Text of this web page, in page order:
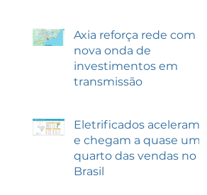
Axia reforça rede com
nova onda de
investimentos em
transmissão
Eletrificados aceleram
e chegam a quase um
quarto das vendas no
Brasil